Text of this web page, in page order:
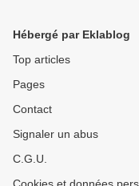
Hébergé par Eklablog
Top articles
Pages
Contact
Signaler un abus
C.G.U.